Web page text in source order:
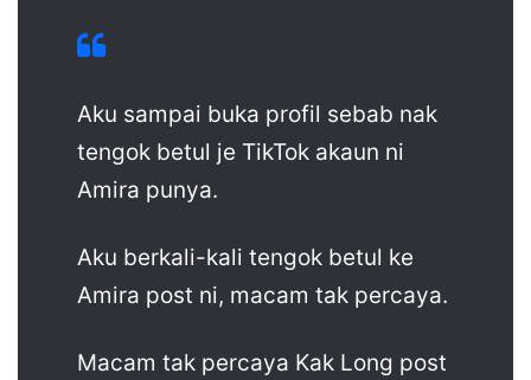
Aku sampai buka profil sebab nak
tengok betul je TikTok akaun ni
Amira punya.
Aku berkali-kali tengok betul ke
Amira post ni, macam tak percaya.
Macam tak percaya Kak Long post